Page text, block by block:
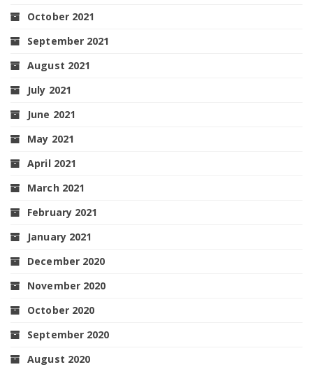
October 2021
September 2021
August 2021
July 2021
June 2021
May 2021
April 2021
March 2021
February 2021
January 2021
December 2020
November 2020
October 2020
September 2020
August 2020